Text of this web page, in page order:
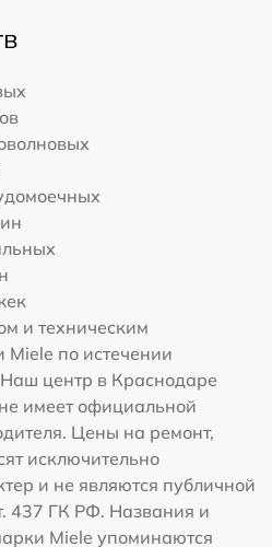
и техническим
по истечении
центр в Краснодаре
имеет официальной
Цены на ремонт,
исключительно
и не являются публичной
437 ГК РФ. Названия и
Miele упоминаются